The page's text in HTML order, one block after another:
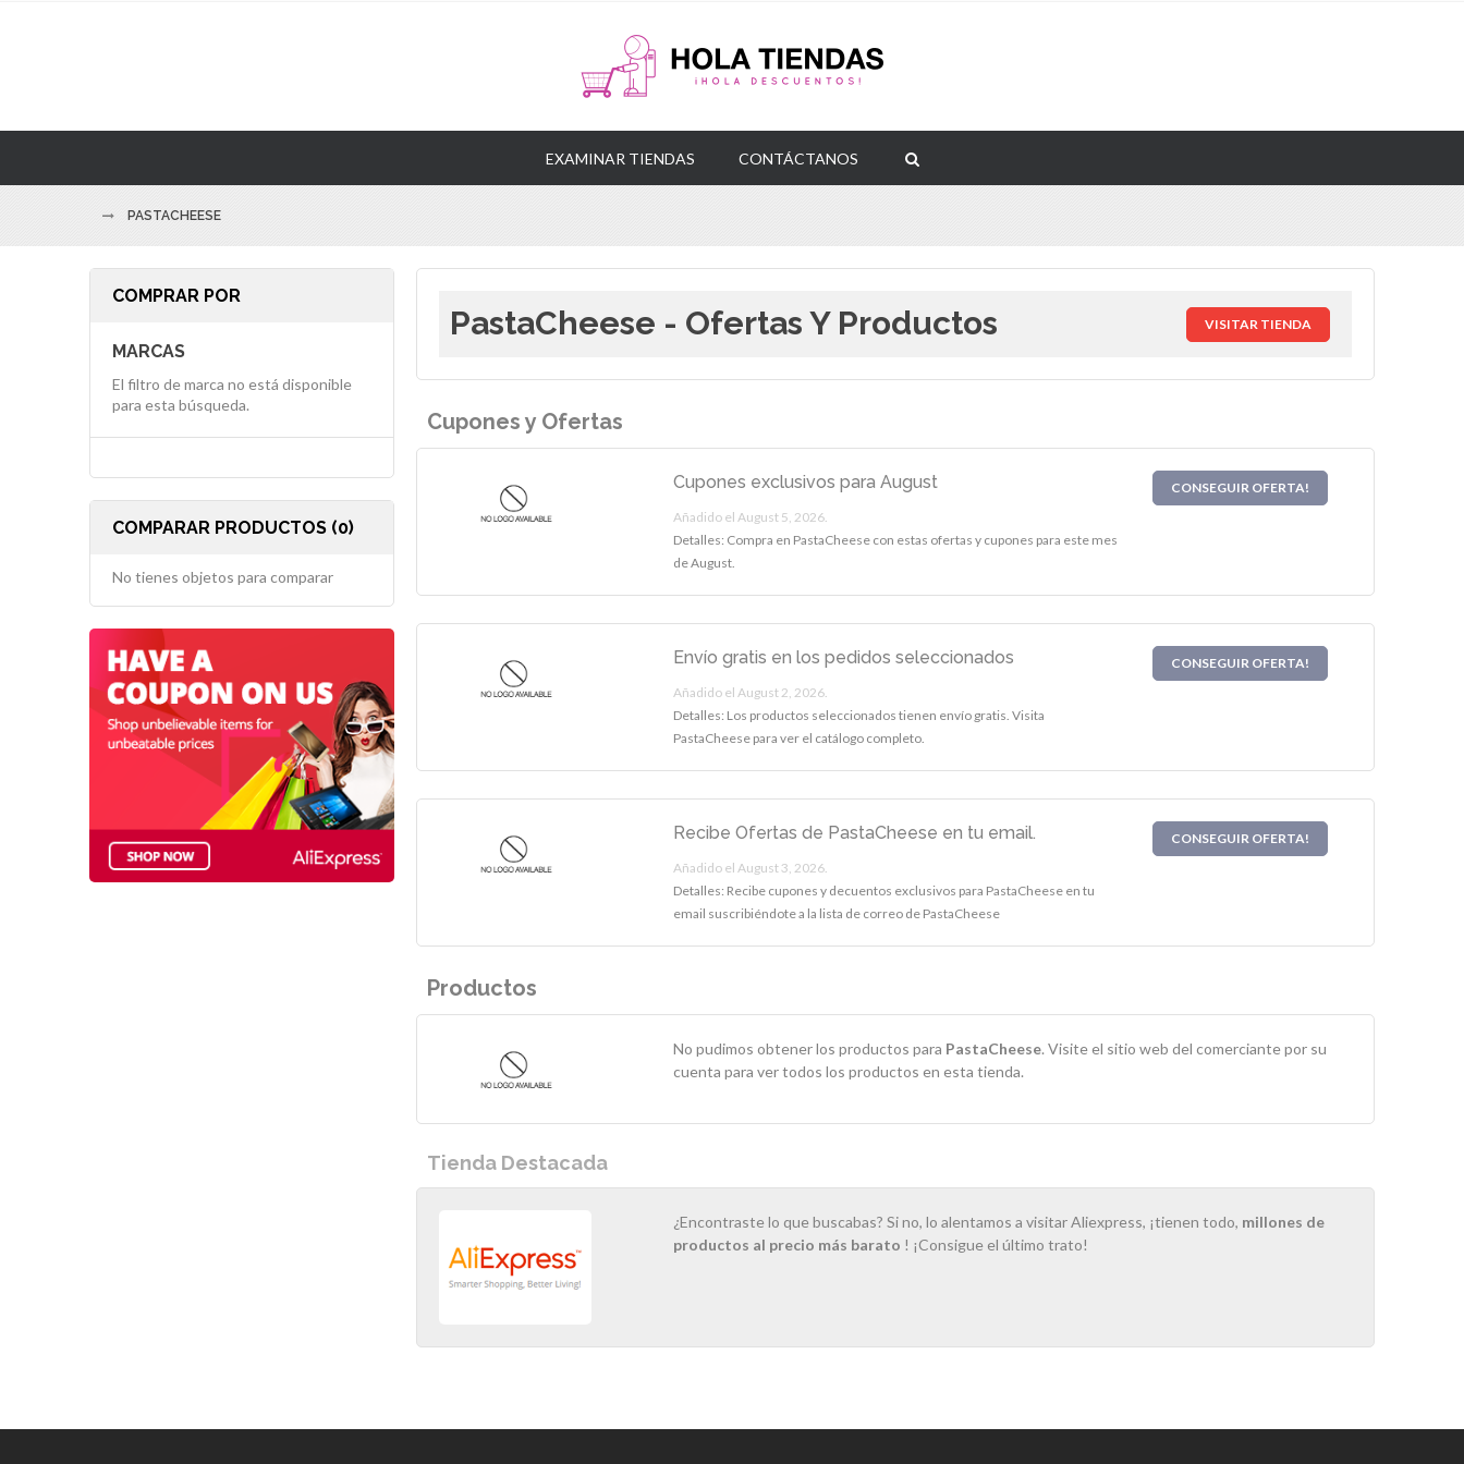
EXAMINAR TIENDAS CONTÁCTANOS
PASTACHEESE
PastaCheese - Ofertas Y Productos VISITAR TIENDA
Cupones y Ofertas
Cupones exclusivos para August
Añadido el August 5, 2026.
Detalles: Compra en PastaCheese con estas ofertas y cupones para este mes
de August.
CONSEGUIR OFERTA!
Envío gratis en los pedidos seleccionados
Añadido el August 2, 2026.
Detalles: Los productos seleccionados tienen envío gratis. Visita
PastaCheese para ver el catálogo completo.
CONSEGUIR OFERTA!
Recibe Ofertas de PastaCheese en tu email.
Añadido el August 3, 2026.
Detalles: Recibe cupones y decuentos exclusivos para PastaCheese en tu
email suscribiéndote a la lista de correo de PastaCheese
CONSEGUIR OFERTA!
Productos
No pudimos obtener los productos para PastaCheese. Visite el sitio web del comerciante por su
cuenta para ver todos los productos en esta tienda.
Tienda Destacada
¿Encontraste lo que buscabas? Si no, lo alentamos a visitar Aliexpress, ¡tienen todo, millones de
productos al precio más barato ! ¡Consigue el último trato!
COMPRAR POR
MARCAS
El filtro de marca no está disponible
para esta búsqueda.
COMPARAR PRODUCTOS (0)
No tienes objetos para comparar